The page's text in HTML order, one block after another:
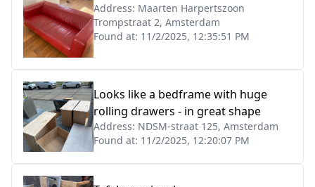
Address: Maarten Harpertszoon
Trompstraat 2, Amsterdam
Found at: 11/2/2025, 12:35:51 PM
Looks like a bedframe with huge
rolling drawers - in great shape
Address: NDSM-straat 125, Amsterdam
Found at: 11/2/2025, 12:20:07 PM